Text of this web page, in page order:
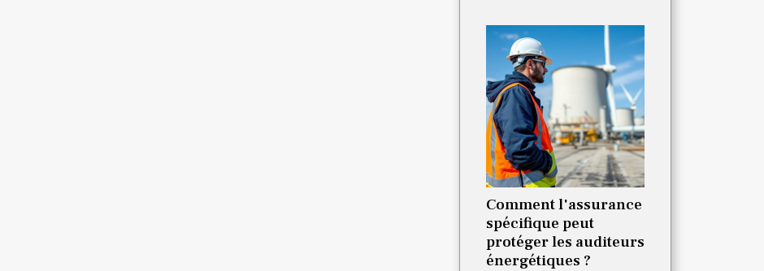
Comment l'assurance
spécifique peut
protéger les auditeurs
énergétiques ?